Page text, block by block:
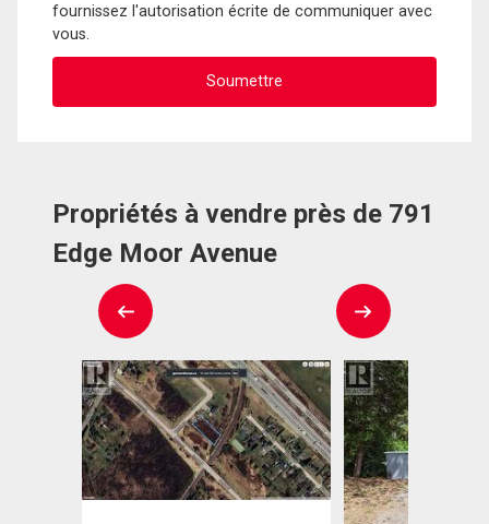
fournissez l'autorisation écrite de communiquer avec
vous.
Propriétés à vendre près de 791
Edge Moor Avenue